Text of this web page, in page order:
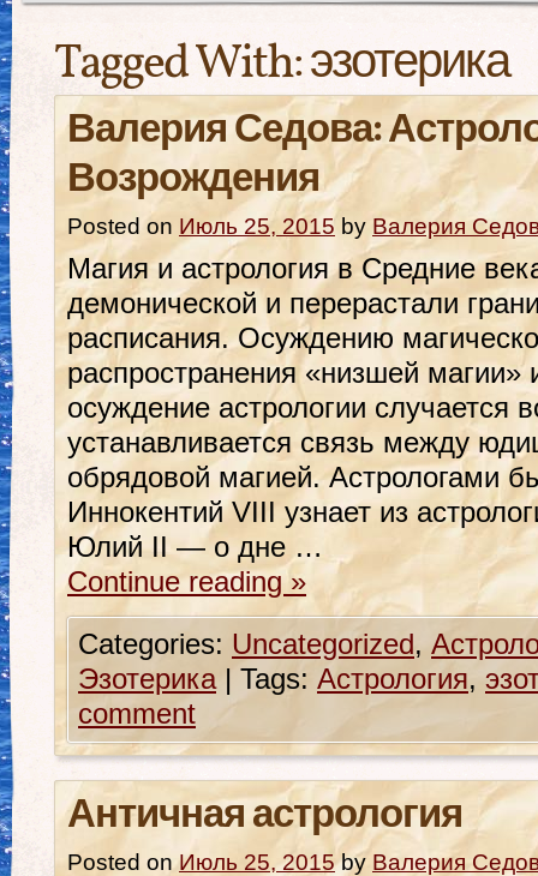
Tagged With:эзотерика
Валерия Седова:
Возрождения
Posted on Июль 25, 2015 by Валерия
Магия и астрология в Средние
демонической и перерастали
расписания. Осуждению
распространения «низшей магии»
осуждение астрологии случается
устанавливается связь между
обрядовой магией. Астрологами
Иннокентий VIII узнает из
Юлий II — о дне …
Continue reading»
Categories: Uncategorized,
Эзотерика | Tags: Астрология,
comment
Античная астрология
Posted on Июль 25, 2015 by Валерия